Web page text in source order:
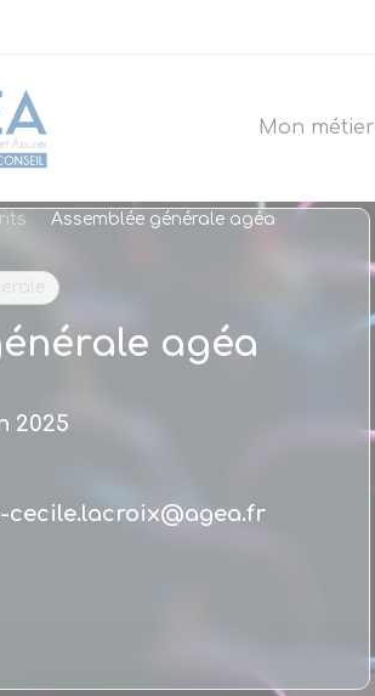
Mon métier
Assemblée générale agéa
agéa
2025
cecile.lacroix@agea.fr